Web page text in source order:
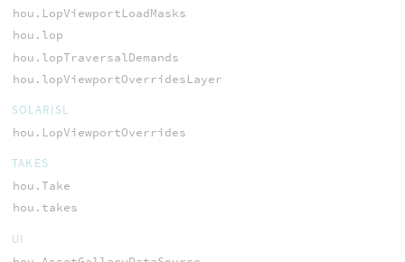
hou.LopViewportLoadMasks
hou.lop
hou.lopTraversalDemands
hou.lopViewportOverridesLayer
SOLARISL
hou.LopViewportOverrides
TAKES
hou.Take
hou.takes
UI